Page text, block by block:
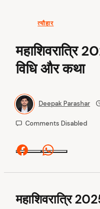
त्यौहार
महाशिवरात्रि
विधि और कथा
Deepak Parashar
Comments Disabled
Facebook
महाशिवरात्रि